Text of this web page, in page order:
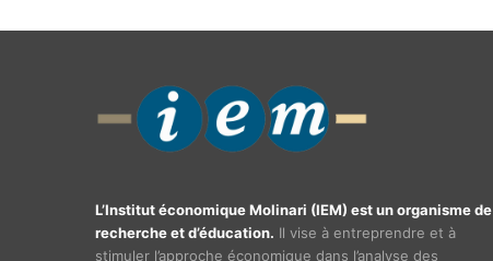
L’Institut économique Molinari (IEM) est un organisme de
recherche et d’éducation. Il vise à entreprendre et à
stimuler l’approche économique dans l’analyse des